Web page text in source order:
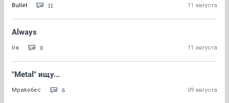
Bullet 11 11 августа
Always
Ira 0 11 августа
"Metal" ищу...
Mpako6ec 6 09 августа